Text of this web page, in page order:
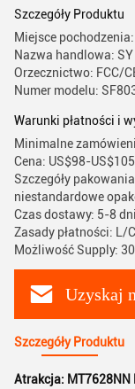
Szczegóły Produktu
Miejsce
Nazwa handlowa: SY
Orzecznictwo: FCC/
Numer modelu:
Warunki płatności i
Minimalne
Cena: US$98-
Szczegóły
niestandardowe
Czas dostawy: 5-8
Zasady płatności: L/
Możliwość Supply:
Uzyskaj
Szczegóły Produktu
Atrakcja: MT7628NN